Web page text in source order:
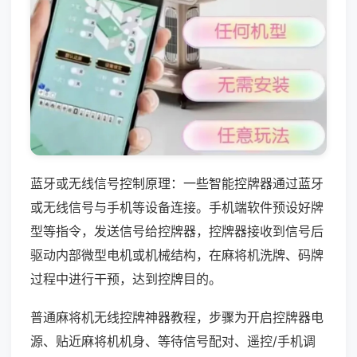
蓝牙或无线信号控制原理：一些智能控牌器通过蓝牙
或无线信号与手机等设备连接。手机端软件预设好牌
型等指令，发送信号给控牌器，控牌器接收到信号后
驱动内部微型电机或机械结构，在麻将机洗牌、码牌
过程中进行干预，达到控牌目的。
普通麻将机无线控牌神器教程，步骤为开启控牌器电
源、贴近麻将机机身、等待信号配对、遥控/手机调